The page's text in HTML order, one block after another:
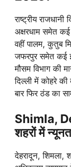
राष्ट्रीय
अक्षरधाम समेत
वहीं पालम, कुतुब
जफरपुर समेत कई
मौसम विभाग की
दिल्ली में कोहरे
बार फिर ठंड का
Shimla,
शहरों में
देहरादून, शिमला,